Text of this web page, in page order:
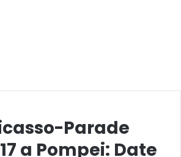
Parade
a Pompei: Date